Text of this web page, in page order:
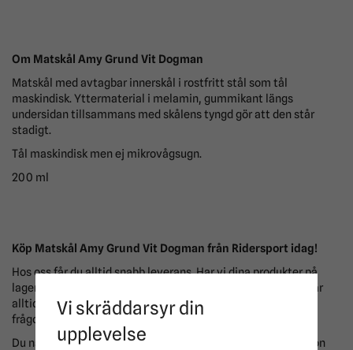
Om Matskål Amy Grund Vit Dogman
Matskål med avtagbar innerskål i rostfritt stål som tål
maskindisk. Yttermaterial i melamin, gummikant längs
undersidan tillsammans med skålens tyngd gör att den står
stadigt.
Tål maskindisk men ej mikrovågsugn.
200 ml
Köp Matskål Amy Grund Vit Dogman från Ridersport idag!
Hos oss får du alltid snabb leverans. Har vi dina produkter på
lager så skickas de oftast samma dag som du beställer! Du är
alltid välkommen att kontakta kundservice om du har några
frågor eller funderingar, vi hjälper mer än gärna till.
Du når oss antingen via mail (info@ridersport.se) eller telefon
Vi skräddarsyr din
upplevelse